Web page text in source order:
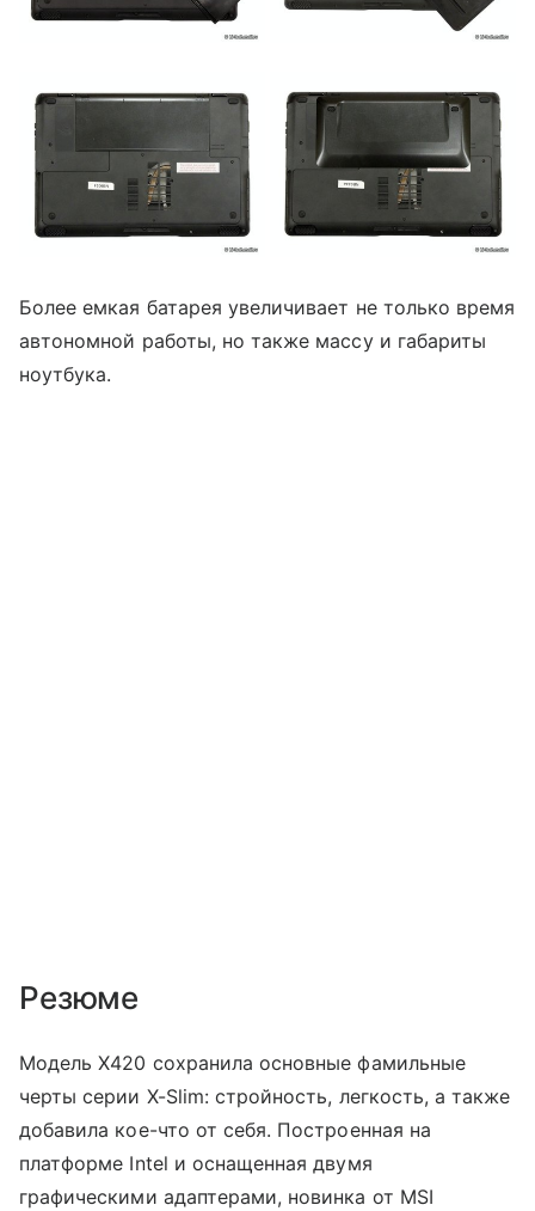
Более емкая батарея увеличивает не только время
автономной работы, но также массу и габариты
ноутбука.
Резюме
Модель Х420 сохранила основные фамильные
черты серии X-Slim: стройность, легкость, а также
добавила кое-что от себя. Построенная на
платформе Intel и оснащенная двумя
графическими адаптерами, новинка от MSI